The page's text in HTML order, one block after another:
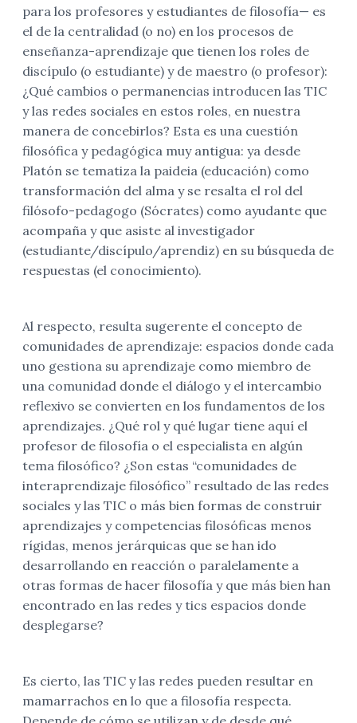
para los profesores y estudiantes de filosofía— es
el de la centralidad (o no) en los procesos de
enseñanza-aprendizaje que tienen los roles de
discípulo (o estudiante) y de maestro (o profesor):
¿Qué cambios o permanencias introducen las TIC
y las redes sociales en estos roles, en nuestra
manera de concebirlos? Esta es una cuestión
filosófica y pedagógica muy antigua: ya desde
Platón se tematiza la paideia (educación) como
transformación del alma y se resalta el rol del
filósofo-pedagogo (Sócrates) como ayudante que
acompaña y que asiste al investigador
(estudiante/discípulo/aprendiz) en su búsqueda de
respuestas (el conocimiento).
Al respecto, resulta sugerente el concepto de
comunidades de aprendizaje: espacios donde cada
uno gestiona su aprendizaje como miembro de
una comunidad donde el diálogo y el intercambio
reflexivo se convierten en los fundamentos de los
aprendizajes. ¿Qué rol y qué lugar tiene aquí el
profesor de filosofía o el especialista en algún
tema filosófico? ¿Son estas “comunidades de
interaprendizaje filosófico” resultado de las redes
sociales y las TIC o más bien formas de construir
aprendizajes y competencias filosóficas menos
rígidas, menos jerárquicas que se han ido
desarrollando en reacción o paralelamente a
otras formas de hacer filosofía y que más bien han
encontrado en las redes y tics espacios donde
desplegarse?
Es cierto, las TIC y las redes pueden resultar en
mamarrachos en lo que a filosofía respecta.